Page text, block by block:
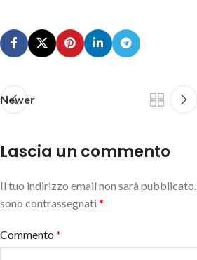
Newer
Lascia un commento
Il tuo indirizzo email non sarà pubblicato.
sono contrassegnati *
Commento *